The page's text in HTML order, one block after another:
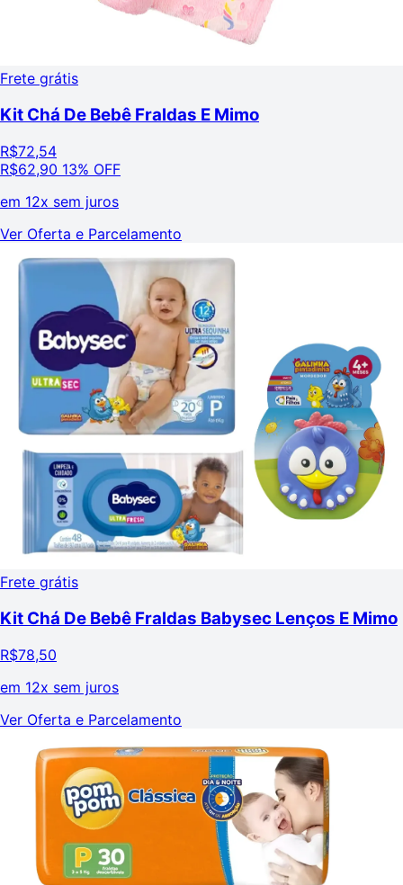
Frete grátis
Kit Chá De Bebê Fraldas E Mimo
R$72,54
R$62,90 13% OFF
em 12x sem juros
Ver Oferta e Parcelamento
Frete grátis
Kit Chá De Bebê Fraldas Babysec Lenços E Mimo
R$78,50
em 12x sem juros
Ver Oferta e Parcelamento